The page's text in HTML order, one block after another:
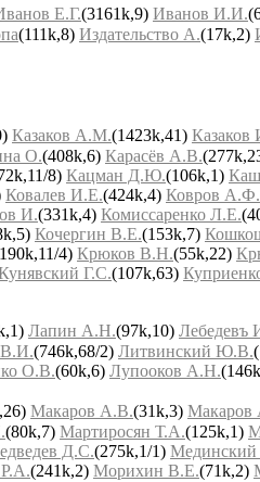
Е.Г.(3161k,9) Иванов И.И.
(111k,8) Издательство A.(17k,2)
Казаков А.М.(1423k,41) Казаков
О.(408k,6) Карасёв А.В.
8) Кацман Д.Ю.(106k,1)
Ковалев И.Е.(424k,4) Ковров А.Ф.
И.(331k,4) Комиссаренко Л.Е.
Кочергин В.Е.(153k,7)
4) Крюков В.Н.(55k,22)
Г.С.(107k,63)
Лапин А.Н.(97k,10) Лебедевъ
В.И.(746k,68/2) Литвинский Ю.В.
О.В.(60k,6) Лупооков А.Н.
Макаров А.В.(31k,3) Макаров
(80k,7) Мартиросян Т.А.(125k,1)
Д.С.(275k,1/1)
(241k,2) Морихин В.Е.(71k,2)